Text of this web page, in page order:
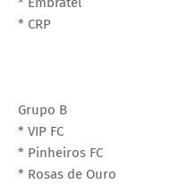
* CRP
Grupo B
* VIP FC
* Pinheiros FC
* Rosas de Ouro